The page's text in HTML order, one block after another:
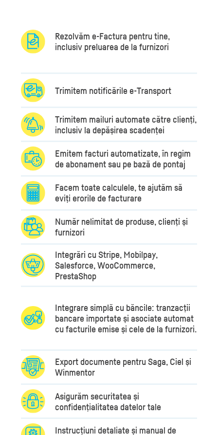
Rezolvăm e-Factura pentru tine,
inclusiv preluarea de la furnizori
Trimitem notificările e-Transport
Trimitem mailuri automate către clienți,
inclusiv la depășirea scadenței
Emitem facturi automatizate, în regim
de abonament sau pe bază de pontaj
Facem toate calculele, te ajutăm să
eviți erorile de facturare
Număr nelimitat de produse, clienți și
furnizori
Integrări cu Stripe, Mobilpay,
Salesforce, WooCommerce,
PrestaShop
Integrare simplă cu băncile: tranzacții
bancare importate și asociate automat
cu facturile emise și cele de la furnizori.
Export documente pentru Saga, Ciel și
Winmentor
Asigurăm securitatea și
confidențialitatea datelor tale
Instrucțiuni detaliate și manual de